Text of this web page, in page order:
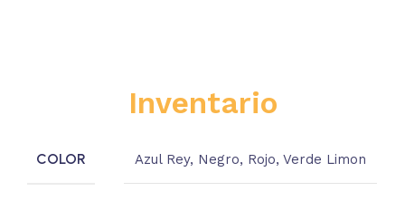
Inventario
COLOR Azul Rey, Negro, Rojo,Verde Limon